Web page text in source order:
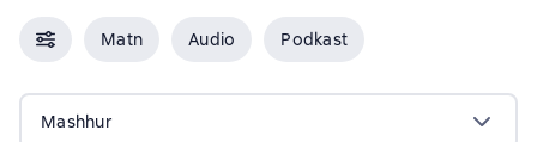
Matn Audio Podkast
Mashhur